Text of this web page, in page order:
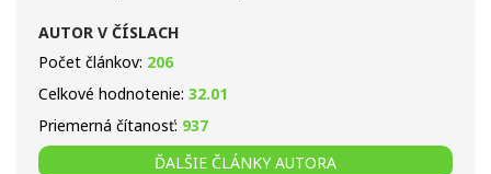
AUTOR V ČÍSLACH
Počet článkov: 206
Celkové hodnotenie: 32.01
Priemerná čítanosť: 937
ĎALŠIE ČLÁNKY AUTORA